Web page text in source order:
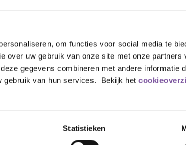
om functies voor social media te
over uw gebruik van onze site met onze partners
gegevens combineren met andere informatie
gebruik van hun services. Bekijk het
Statistieken
zij sociale contacten opbouwen?
zijn er voor wonen met zorg?
buurvrouw.